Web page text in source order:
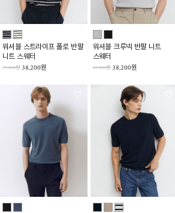
워셔블 스트라이프 폴로 반팔
니트 스웨터
59,800원 38,200원
워셔블 크루넥 반팔 니트
스웨터
69,800원 38,200원